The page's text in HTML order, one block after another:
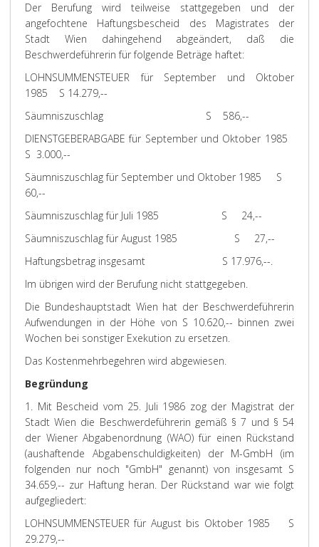
Der Berufung wird teilweise stattgegeben und der
angefochtene Haftungsbescheid des Magistrates der
Stadt Wien dahingehend abgeändert, daß die
Beschwerdeführerin für folgende Beträge haftet:
LOHNSUMMENSTEUER für September und Oktober
1985 S 14.279,--
Säumniszuschlag S 586,--
DIENSTGEBERABGABE für September und Oktober 1985
S 3.000,--
Säumniszuschlag für September und Oktober 1985 S
60,--
Säumniszuschlag für Juli 1985 S 24,--
Säumniszuschlag für August 1985 S 27,--
Haftungsbetrag insgesamt S 17.976,--.
Im übrigen wird der Berufung nicht stattgegeben.
Die Bundeshauptstadt Wien hat der Beschwerdeführerin
Aufwendungen in der Höhe von S 10.620,-- binnen zwei
Wochen bei sonstiger Exekution zu ersetzen.
Das Kostenmehrbegehren wird abgewiesen.
Begründung
1. Mit Bescheid vom 25. Juli 1986 zog der Magistrat der
Stadt Wien die Beschwerdeführerin gemäß § 7 und § 54
der Wiener Abgabenordnung (WAO) für einen Rückstand
(aushaftende Abgabenschuldigkeiten) der M-GmbH (im
folgenden nur noch "GmbH" genannt) von insgesamt S
34.659,-- zur Haftung heran. Der Rückstand war wie folgt
aufgegliedert:
LOHNSUMMENSTEUER für August bis Oktober 1985 S
29.279,--